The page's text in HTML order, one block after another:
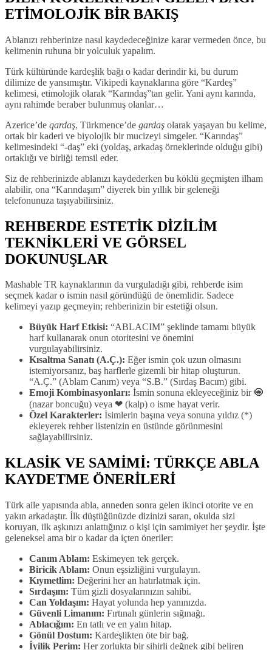
ETİMOLOJİK BİR BAKIŞ
Ablanızı rehberinize nasıl kaydedeceğinize karar vermeden önce, bu
kelimenin ruhuna bir yolculuk yapalım.
Türk kültüründe kardeşlik bağı o kadar derindir ki, bu durum
dilimize de yansımıştır. Vikipedi kaynaklarına göre “Kardeş”
kelimesi, etimolojik olarak “Karındaş”tan gelir. Yani aynı karında,
aynı rahimde beraber bulunmuş olanlar…
Azerice’de qardaş, Türkmence’de gardaş olarak yaşayan bu kelime,
ortak bir kaderi ve biyolojik bir mucizeyi simgeler. “Karındaş”
kelimesindeki “-daş” eki (yoldaş, arkadaş örneklerinde olduğu gibi)
ortaklığı ve birliği temsil eder.
Siz de rehberinizde ablanızı kaydederken bu köklü geçmişten ilham
alabilir, ona “Karındaşım” diyerek bin yıllık bir geleneği
telefonunuza taşıyabilirsiniz.
REHBERDE ESTETİK DİZİLİM
TEKNİKLERİ VE GÖRSEL
DOKUNUŞLAR
Mashable TR kaynaklarının da vurguladığı gibi, rehberde isim
seçmek kadar o ismin nasıl göründüğü de önemlidir. Sadece
kelimeyi yazıp geçmeyin; rehberinizin bir estetiği olsun.
Büyük Harf Etkisi: “ABLACIM” şeklinde tamamı büyük
harf kullanarak onun otoritesini ve önemini
vurgulayabilirsiniz.
Kısaltma Sanatı (A.Ç.): Eğer ismin çok uzun olmasını
istemiyorsanız, baş harflerle gizemli bir hitap oluşturun.
“A.Ç.” (Ablam Canım) veya “S.B.” (Sırdaş Bacım) gibi.
Emoji Kombinasyonları: İsmin sonuna ekleyeceğiniz bir 🧿
(nazar boncuğu) veya ❤ (kalp) o isme hayat verir.
Özel Karakterler: İsimlerin başına veya sonuna yıldız (*)
ekleyerek rehber listenizin en üstünde görünmesini
sağlayabilirsiniz.
KLASİK VE SAMİMİ: TÜRKÇE ABLA
KAYDETME ÖNERİLERİ
Türk aile yapısında abla, anneden sonra gelen ikinci otorite ve en
yakın arkadaştır. İlk düştüğünüzde dizinizi saran, okulda sizi
koruyan, ilk aşkınızı anlattığınız o kişi için samimiyet her şeydir. İşte
geleneksel ama bir o kadar da içten öneriler:
Canım Ablam: Eskimeyen tek gerçek.
Biricik Ablam: Onun eşsizliğini vurgulayın.
Kıymetlim: Değerini her an hatırlatmak için.
Sırdaşım: Tüm gizli dosyalarınızın sahibi.
Can Yoldaşım: Hayat yolunda hep yanınızda.
Güvenli Limanım: Fırtınalı günlerin sığınağı.
Ablacığım: En tatlı ve en yalın hitap.
Gönül Dostum: Kardeşlikten öte bir bağ.
İyilik Perim: Her zorlukta bir sihirli değnek gibi beliren